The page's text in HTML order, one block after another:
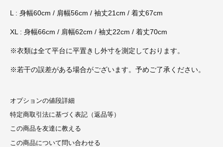
L : 身幅60cm / 肩幅56cm / 袖丈21cm / 着丈67cm
XL : 身幅66cm / 肩幅62cm / 袖丈22cm / 着丈70cm
※衣類は全て平台に平置きし外寸を測定しております。
※若干の誤差がある場合がございます。予めご了承ください。
オプションの値段詳細
特定商取引法に基づく表記（返品等）
この商品を友達に教える
この商品について問い合わせる